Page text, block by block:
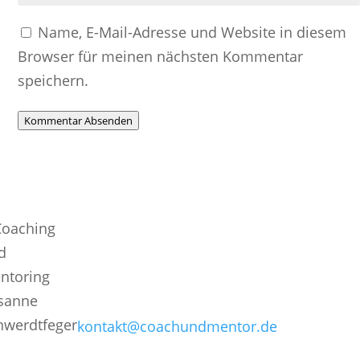
Name, E-Mail-Adresse und Website in diesem
Browser für meinen nächsten Kommentar
speichern.
Kommentar Absenden
kontakt@coachundmentor.de